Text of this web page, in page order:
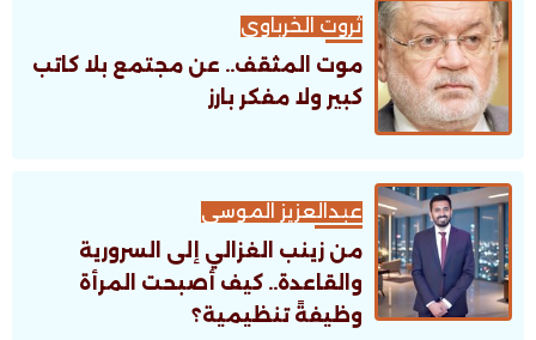
ثروت الخرباوى
موت المثقف.. عن مجتمع بلا كاتب
كبير ولا مفكر بارز
عبدالعزيز الموسى
من زينب الغزالي إلى السرورية
والقاعدة.. كيف أصبحت المرأة
وظيفةً تنظيمية؟